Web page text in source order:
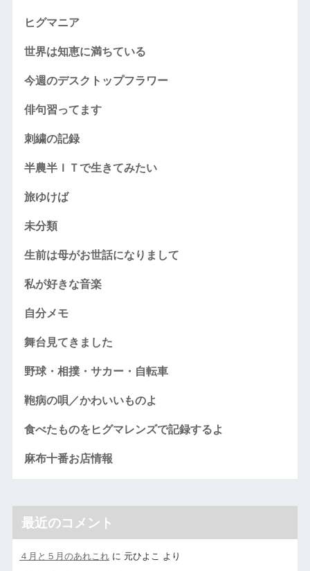
ヒグマニア
世界は知恵に満ちている
今週のデスクトップフラワー
俳句習ってます
刺繍の記録
半農半ＩＴで生きてみたい
旅ゆけば
未分類
生前は母がお世話になりまして
私が好きな音楽
自分メモ
舞台見てきました
野球・相撲・サカー・自転車
鞄病の唄／かわいいものよ
食べたものをヒグマレンズで記録するよ
麻布十番お店情報
最近のコメント
４月と５月のあれこれに 元ひよこ より